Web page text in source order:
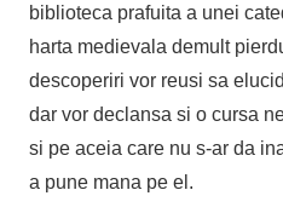
biblioteca prafuita a unei
harta medievala demult
descoperiri vor reusi sa
dar vor declansa si o cursa
si pe aceia care nu s-ar da
a pune mana pe el.